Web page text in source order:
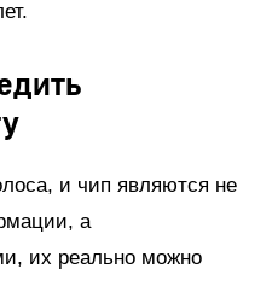
и чип являются не
а
их реально можно